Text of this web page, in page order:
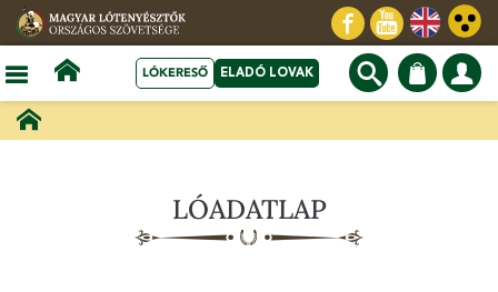
LÓKERESŐ ELADÓ LOVAK
LÓADATLAP